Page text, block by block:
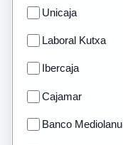
Unicaja
Laboral Kutxa
Ibercaja
Cajamar
Banco